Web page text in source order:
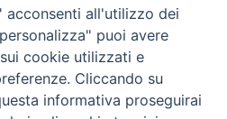
cookie policy
acconsenti all'utilizzo dei
puoi avere
cookie utilizzati e
Cliccando su
informativa proseguirai